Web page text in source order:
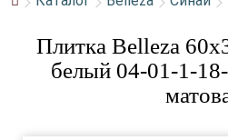
Плитка Belleza
белый 04-01-1-